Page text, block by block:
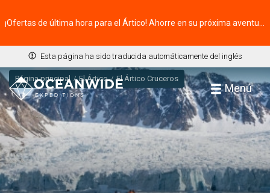
Esta página ha sido traducida automáticamente del inglés
Menú
Página principal El Ártico El Ártico Cruceros